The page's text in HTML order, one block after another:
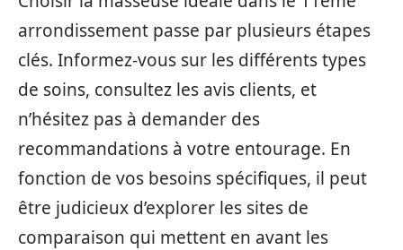
arrondissement passe par plusieurs étapes
clés. Informez-vous sur les différents types
de soins, consultez les avis clients, et
n’hésitez pas à demander des
recommandations à votre entourage. En
fonction de vos besoins spécifiques, il peut
être judicieux d’explorer les sites de
comparaison qui mettent en avant les